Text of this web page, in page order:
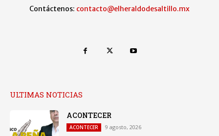
Contáctenos: contacto@elheraldodesaltillo.mx
ULTIMAS NOTICIAS
ACONTECER
ACONTECER 9 agosto, 2026